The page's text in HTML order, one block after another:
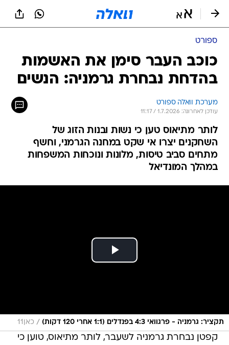
ספורט
כוכב העבר סימן את האשמות
בהדחת נבחרת גרמניה: הנשים
מערכת וואלה ספורט
עודכן לאחרונה: 1.7.2026 / 11:17
לותר מתיאוס טען כי נשות ובנות הזוג של
השחקנים יצרו אי שקט במחנה הגרמני, וחשף
מתחים סביב טיסות, מלונות ונוכחות המשפחות
במהלך המונדיאל
תקציר: גרמניה - פרגוואי 4:3 בפנדלים (1:1 אחרי 120 דקות) / כאן11
קפטן נבחרת גרמניה לשעבר, לותר מתיאוס, טוען כי